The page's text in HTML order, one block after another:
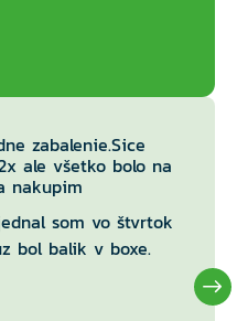
zabalenie.Sice
ale všetko bolo na
nakupim
som vo štvrtok
bol balik v boxe.